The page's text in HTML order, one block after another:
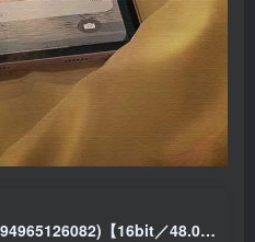
李佳隆 – 枕边事 – Single(4894965126082)【16bit／48.0kHz】台湾区